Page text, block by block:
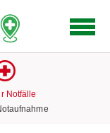
Link
zur
Notfälle